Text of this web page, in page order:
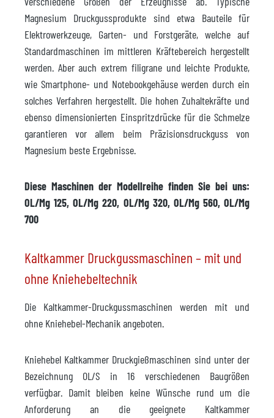
Magnesium Druckgussprodukte sind etwa Bauteile für
Elektrowerkzeuge, Garten- und Forstgeräte, welche auf
Standardmaschinen im mittleren Kräftebereich hergestellt
werden. Aber auch extrem filigrane und leichte Produkte,
wie Smartphone- und Notebookgehäuse werden durch ein
solches Verfahren hergestellt. Die hohen Zuhaltekräfte und
ebenso dimensionierten Einspritzdrücke für die Schmelze
garantieren vor allem beim Präzisionsdruckguss von
Magnesium beste Ergebnisse.
Diese Maschinen der Modellreihe finden Sie bei uns:
OL/Mg 125, OL/Mg 220, OL/Mg 320, OL/Mg 560, OL/Mg
700
Kaltkammer Druckgussmaschinen – mit und
ohne Kniehebeltechnik
Die Kaltkammer-Druckgussmaschinen werden mit und
ohne Kniehebel-Mechanik angeboten.
Kniehebel Kaltkammer Druckgießmaschinen sind unter der
Bezeichnung OL/S in 16 verschiedenen Baugrößen
verfügbar. Damit bleiben keine Wünsche rund um die
Anforderung an die geeignete Kaltkammer